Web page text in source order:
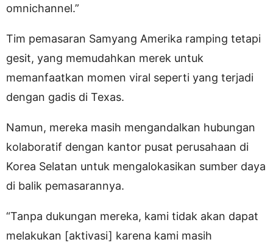
omnichannel.”
Tim pemasaran Samyang Amerika ramping tetapi
gesit, yang memudahkan merek untuk
memanfaatkan momen viral seperti yang terjadi
dengan gadis di Texas.
Namun, mereka masih mengandalkan hubungan
kolaboratif dengan kantor pusat perusahaan di
Korea Selatan untuk mengalokasikan sumber daya
di balik pemasarannya.
“Tanpa dukungan mereka, kami tidak akan dapat
melakukan [aktivasi] karena kami masih